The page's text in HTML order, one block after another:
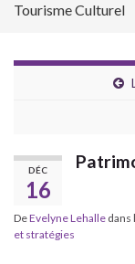
Tourisme Culturel
DÉC
16
DeEvelyne Lehalle dans
et stratégies